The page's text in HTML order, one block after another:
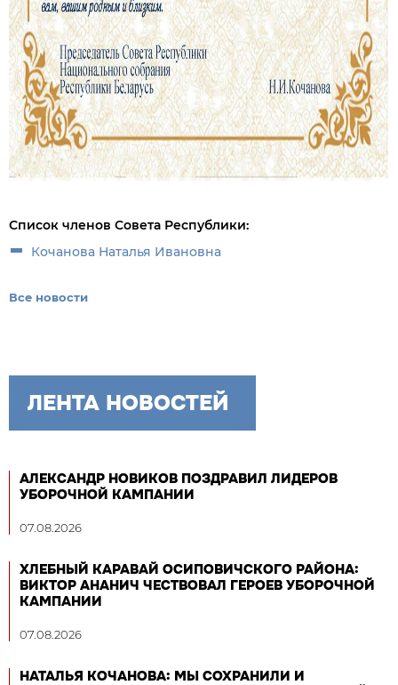
Список членов Совета Республики:
Кочанова Наталья Ивановна
Все новости
ЛЕНТА НОВОСТЕЙ
АЛЕКСАНДР НОВИКОВ ПОЗДРАВИЛ ЛИДЕРОВ
УБОРОЧНОЙ КАМПАНИИ
07.08.2026
ХЛЕБНЫЙ КАРАВАЙ ОСИПОВИЧСКОГО РАЙОНА:
ВИКТОР АНАНИЧ ЧЕСТВОВАЛ ГЕРОЕВ УБОРОЧНОЙ
КАМПАНИИ
07.08.2026
НАТАЛЬЯ КОЧАНОВА: МЫ СОХРАНИЛИ И